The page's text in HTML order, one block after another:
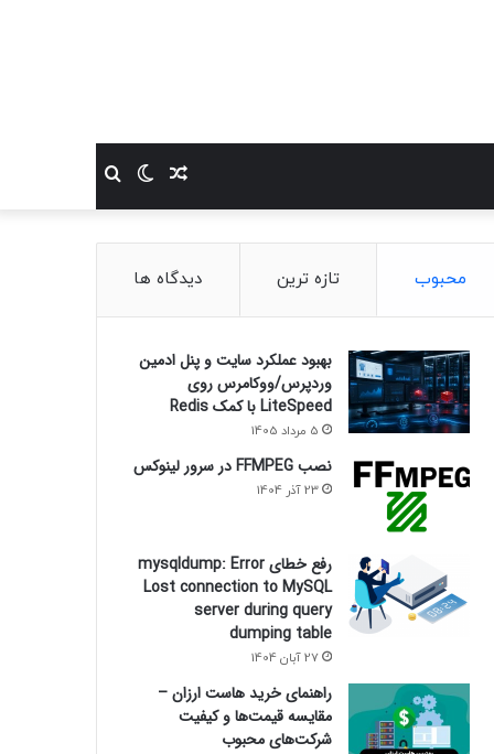
جستجو
برای
تغییر
پوسته
نوشته
تصادفی
محبوب تازه ترین دیدگاه ها
بهبود عملکرد سایت و پنل ادمین
وردپرس/ووکامرس روی
LiteSpeed با کمک Redis
5 مرداد 1405
نصب FFMPEG در سرور لینوکس
23 آذر 1404
رفع خطای mysqldump: Error
Lost connection to MySQL
server during query
dumping table
27 آبان 1404
راهنمای خرید هاست ارزان –
مقایسه قیمت‌ها و کیفیت
شرکت‌های محبوب